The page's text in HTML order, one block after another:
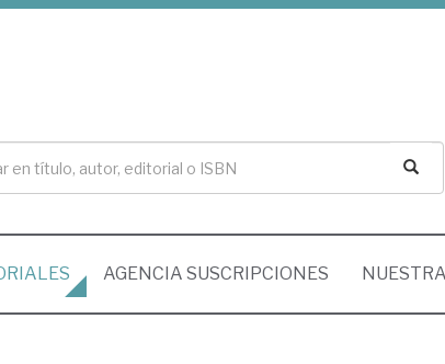
AGENCIA SUSCRIPCIONES